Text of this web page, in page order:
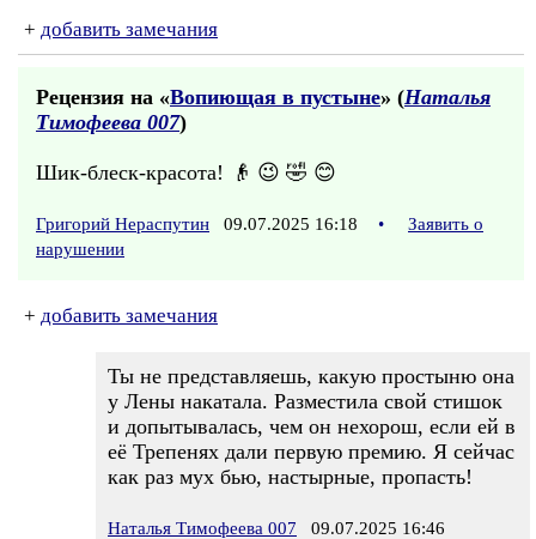
+ добавить замечания
Рецензия на «Вопиющая в пустыне» (Наталья
Тимофеева 007)
Шик-блеск-красота! 👴 😉 🤣 😊
Григорий Нераспутин 09.07.2025 16:18 •
Заявить о
нарушении
+ добавить замечания
Ты не представляешь, какую простыню она
у Лены накатала. Разместила свой стишок
и допытывалась, чем он нехорош, если ей в
её Трепенях дали первую премию. Я сейчас
как раз мух бью, настырные, пропасть!
Наталья Тимофеева 007 09.07.2025 16:46